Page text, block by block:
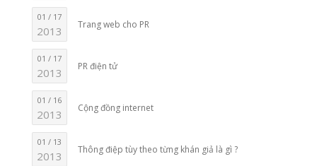
01 / 17
2013 Trang web cho PR
01 / 17
2013 PR điện tử
01 / 16
2013 Cộng đồng internet
01 / 13
2013 Thông điệp tùy theo từng khán giả là gì ?